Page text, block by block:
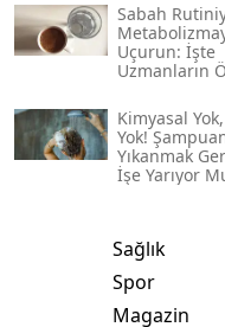
Sabah
Uçurun: İşte
Uzmanların
Kimyasal
Yok!
Yıkanmak
İşe Yarıyor
Sağlık
Spor
Magazin